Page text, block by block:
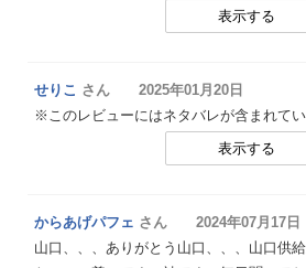
表示する
せりこ さん 2025年01月20日
※このレビューにはネタバレが含まれてい
表示する
からあげパフェ さん 2024年07月17日
山口、、、ありがとう山口、、、山口供